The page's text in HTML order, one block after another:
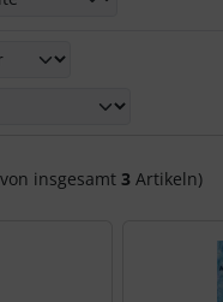
die nachfolgenden
insgesamt 3Artikeln)